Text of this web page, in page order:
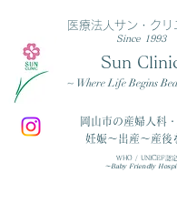
Since 1993
医療法人サン・クリ
Sun
~ Where Life Begins
岡山市の産婦人科
妊娠～出産～産後
WHO / UNICEF認定
～Baby Friendly